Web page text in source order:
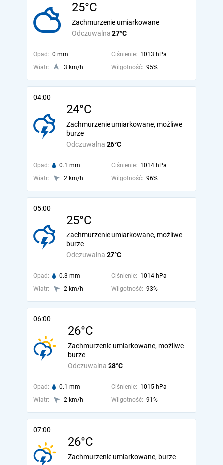
25°C
Odczuwalna 27°C
Zachmurzenie umiarkowane
Opad: 0 mm Ciśnienie: 1013 hPa
Wiatr:
3 km/h Wilgotność: 95%
04:00
24°C
Odczuwalna 26°C
Zachmurzenie umiarkowane, możliwe
burze
Opad: 0.1 mm Ciśnienie: 1014 hPa
Wiatr:
2 km/h Wilgotność: 96%
05:00
25°C
Odczuwalna 27°C
Zachmurzenie umiarkowane, możliwe
burze
Opad: 0.3 mm Ciśnienie: 1014 hPa
Wiatr:
2 km/h Wilgotność: 93%
06:00
26°C
Odczuwalna 28°C
Zachmurzenie umiarkowane, możliwe
burze
Opad: 0.1 mm Ciśnienie: 1015 hPa
Wiatr:
2 km/h Wilgotność: 91%
07:00
26°C
Zachmurzenie umiarkowane, burze